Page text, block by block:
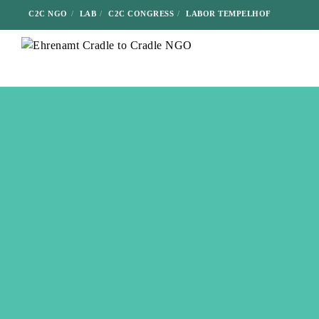
C2C NGO LAB C2C CONGRESS LABOR TEMPELHOF